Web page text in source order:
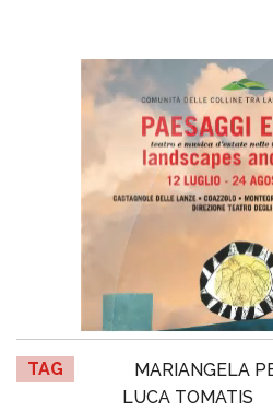
TAG
MARIANGELA
LUCA TOMATIS